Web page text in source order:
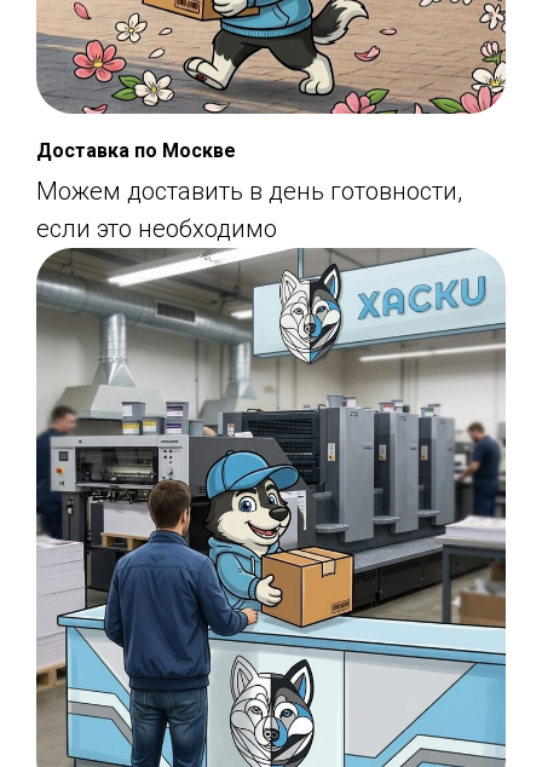
Доставка по Москве
Можем доставить в день готовности,
если это необходимо